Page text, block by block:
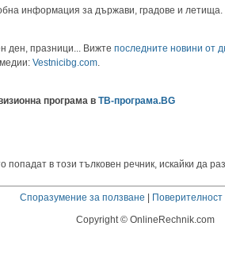
информация за държави, градове и
ден, празници... Вижте последните новини от
Vestnicibg.com
програма в ТВ-програма.BG
попадат в този тълковен речник, искайки да
Споразумение за ползване | Поверителност
Copyright © OnlineRechnik.com